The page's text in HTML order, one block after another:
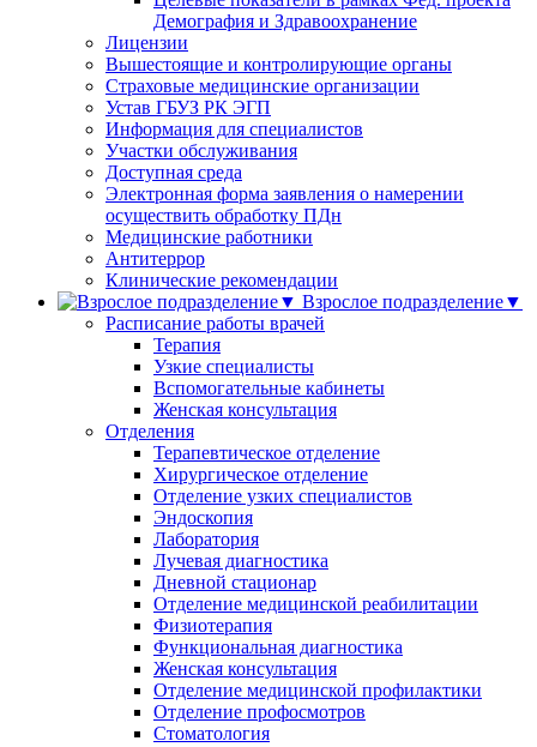
Демография и Здравоохранение
Лицензии
Вышестоящие и контролирующие органы
Страховые медицинские организации
Устав ГБУЗ РК ЭГП
Информация для специалистов
Участки обслуживания
Доступная среда
Электронная форма заявления о намерении
осуществить обработку ПДн
Медицинские работники
Антитеррор
Клинические рекомендации
Взрослое подразделение▼
Расписание работы врачей
Терапия
Узкие специалисты
Вспомогательные кабинеты
Женская консультация
Отделения
Терапевтическое отделение
Хирургическое отделение
Отделение узких специалистов
Эндоскопия
Лаборатория
Лучевая диагностика
Дневной стационар
Отделение медицинской реабилитации
Физиотерапия
Функциональная диагностика
Женская консультация
Отделение медицинской профилактики
Отделение профосмотров
Стоматология